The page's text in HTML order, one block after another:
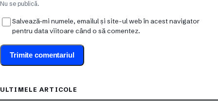
Nu se publică.
Salvează-mi numele, emailul și site-ul web în acest navigator
pentru data viitoare când o să comentez.
ULTIMELE ARTICOLE